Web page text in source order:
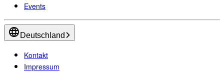
Events
Deutschland
Kontakt
Impressum